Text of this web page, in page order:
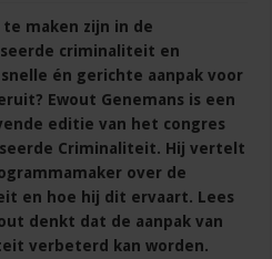
maken zijn in de
criminaliteit en
én gerichte aanpak voor
Ewout Genemans is een
editie van het congres
Criminaliteit. Hij vertelt
over de
en hoe hij dit ervaart. Lees
denkt dat de aanpak van
verbeterd kan worden.